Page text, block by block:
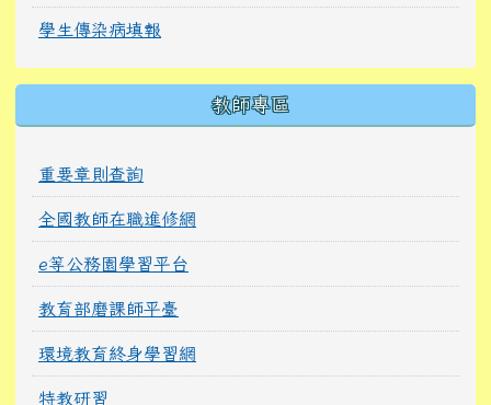
學生傳染病填報
教師專區
重要章則查詢
全國教師在職進修網
e等公務園學習平台
教育部磨課師平臺
環境教育終身學習網
特教研習